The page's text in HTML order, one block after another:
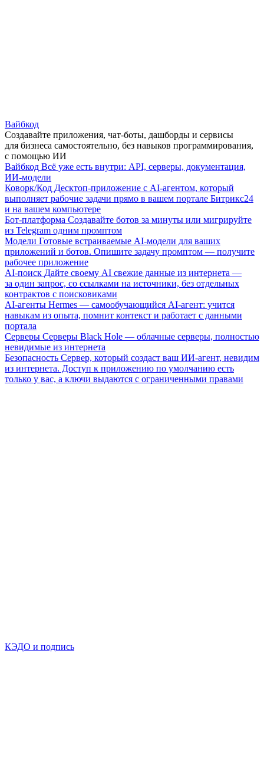
Вайбкод
Создавайте приложения, чат-боты, дашборды и сервисы
для бизнеса самостоятельно, без навыков программирования,
с помощью ИИ
Вайбкод Всё уже есть внутри: API, серверы, документация,
ИИ-модели
Коворк/Код Десктоп-приложение с AI-агентом, который
выполняет рабочие задачи прямо в вашем портале Битрикс24
и на вашем компьютере
Бот-платформа Создавайте ботов за минуты или мигрируйте
из Telegram одним промптом
Модели Готовые встраиваемые AI-модели для ваших
приложений и ботов. Опишите задачу промптом — получите
рабочее приложение
AI-поиск Дайте своему AI свежие данные из интернета —
за один запрос, со ссылками на источники, без отдельных
контрактов с поисковиками
AI-агенты Hermes — самообучающийся AI-агент: учится
навыкам из опыта, помнит контекст и работает с данными
портала
Серверы Серверы Black Hole — облачные серверы, полностью
невидимые из интернета
Безопасность Сервер, который создаст ваш ИИ-агент, невидим
из интернета. Доступ к приложению по умолчанию есть
только у вас, а ключи выдаются с ограниченными правами
КЭДО и подпись